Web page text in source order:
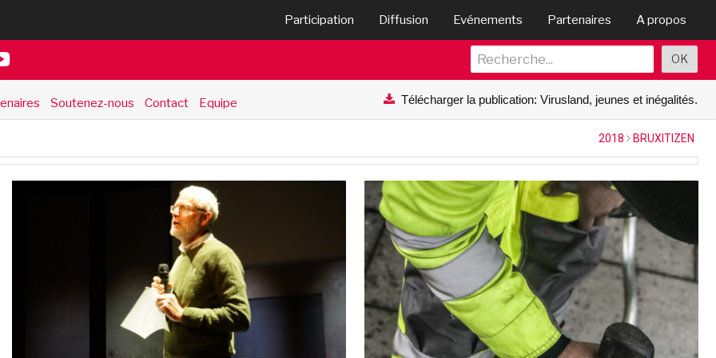
Participation Diffusion Evénements Partenaires A propos
Soutenez-nous Contact Equipe Télécharger la publication: Virusland, jeunes et inégalités.
2018 BRUXITIZEN